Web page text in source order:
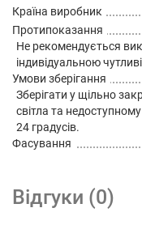
Країна виробник
Протипоказання
Не рекомендується
індивідуальною
Умови зберігання
Зберігати у щільно
світла та недоступному
24 градусів.
Фасування
Відгуки (0)